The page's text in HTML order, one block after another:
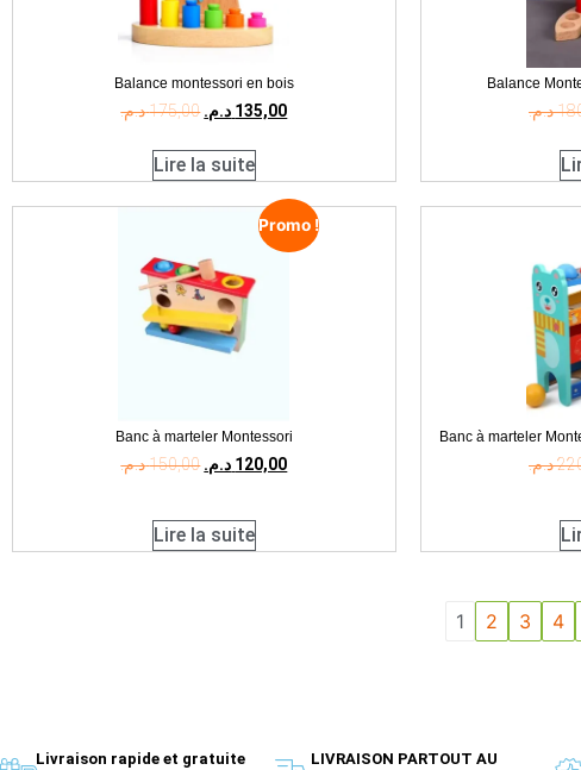
Balance montessori en bois
175,00د.م. 135,00 د.م.
Lire la suite
Balance
د.م.
Promo !
Banc à marteler Montessori
150,00د.م. 120,00 د.م.
Lire la suite
Banc à marteler
د.م.
1 2 3 4
Livraison rapide et gratuite
LIVRAISON PARTOUT AU